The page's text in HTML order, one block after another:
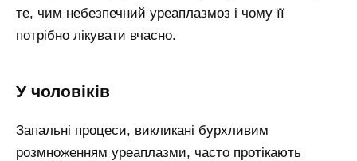
те, чим небезпечний уреаплазмоз і чому її
потрібно лікувати вчасно.
У чоловіків
Запальні процеси, викликані бурхливим
розмноженням уреаплазми, часто протікають